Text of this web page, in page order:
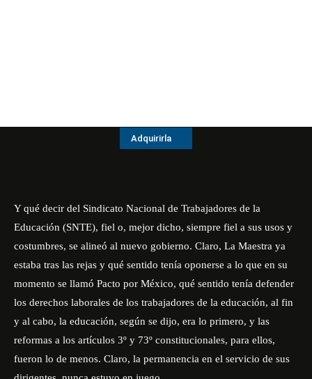
Adquirirla
Y qué decir del Sindicato Nacional de Trabajadores de la
Educación (SNTE), fiel o, mejor dicho, siempre fiel a sus usos y
costumbres, se alineó al nuevo gobierno. Claro, La Maestra ya
estaba tras las rejas y qué sentido tenía oponerse a lo que en su
momento se llamó Pacto por México, qué sentido tenía defender
los derechos laborales de los trabajadores de la educación, al fin
y al cabo, la educación, según se dijo, era lo primero, y las
reformas a los artículos 3º y 73º constitucionales, para ellos,
fueron lo de menos. Claro, la permanencia en el servicio de sus